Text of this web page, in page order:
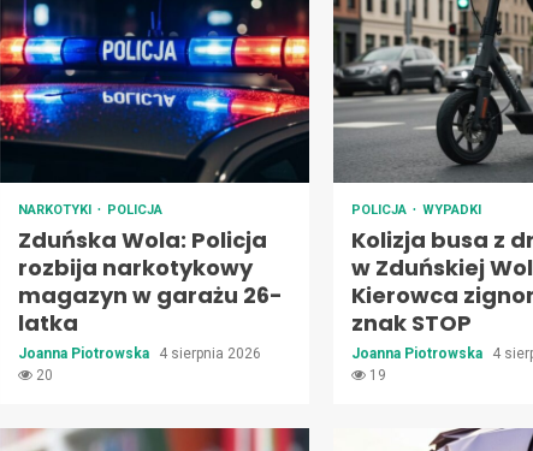
NARKOTYKI POLICJA
Zduńska Wola: Policja
rozbija narkotykowy
magazyn w garażu 26-
latka
Joanna Piotrowska
4 sierpnia 2026
20
POLICJA WYPADKI
Kolizja busa z
w Zduńskiej
Kierowca
znak STOP
Joanna Piotrowska
4
19